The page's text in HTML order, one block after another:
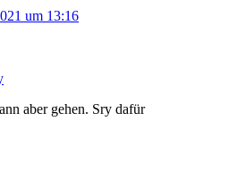
um 13:16
aber gehen. Sry dafür